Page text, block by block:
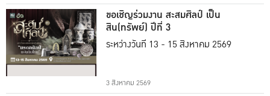
ขอเชิญร่วมงาน สะสมศิลป์ เป็น
สิน(ทรัพย์) ปีที่ 3
ระหว่างวันที่ 13 - 15 สิงหาคม 2569
3 สิงหาคม 2569